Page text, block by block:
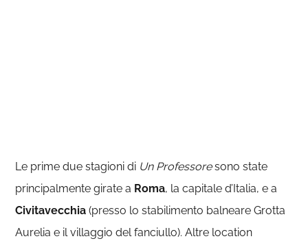
Le prime due stagioni di Un Professoresono state
principalmente girate a Roma, la capitale d’Italia, e a
Civitavecchia (presso lo stabilimento balneare Grotta
Aurelia e il villaggio del fanciullo). Altre location